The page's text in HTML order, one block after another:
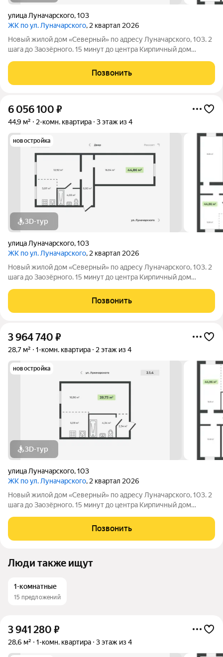
улица Луначарского,103
ЖК по ул. Луначарского, 2 квартал 2026
Новый жилой дом «Северный» по адресу Луначарского, 103. 2
шага до Заозёрного. 15 минут до центра Кирпичный дом
воркаута Просторная парковка Корзины для кондиционеров
КВАРТИРЫ ФОРМАТА «ЗАЕЗЖАЙ И ЖИВИ»
Позвонить
6 056 100 ₽
44,9 м² 2-комн. квартира 3 этаж из 4
новостройка
3D-тур
улица Луначарского,103
ЖК по ул. Луначарского, 2 квартал 2026
Новый жилой дом «Северный» по адресу Луначарского, 103. 2
шага до Заозёрного. 15 минут до центра Кирпичный дом
воркаута Просторная парковка Корзины для кондиционеров
КВАРТИРЫ ФОРМАТА «ЗАЕЗЖАЙ И ЖИВИ»
Позвонить
3 964 740 ₽
28,7 м² 1-комн. квартира 2 этаж из 4
новостройка
3D-тур
улица Луначарского,103
ЖК по ул. Луначарского, 2 квартал 2026
Новый жилой дом «Северный» по адресу Луначарского, 103. 2
шага до Заозёрного. 15 минут до центра Кирпичный дом
воркаута Просторная парковка Корзины для кондиционеров
КВАРТИРЫ ФОРМАТА «ЗАЕЗЖАЙ И ЖИВИ»
Позвонить
Люди также ищут
1-комнатные
15 предложений
3 941 280 ₽
28,6 м² 1-комн. квартира 3 этаж из 4